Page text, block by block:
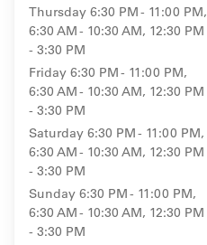
Thursday 6:30 PM - 11:00 PM,
6:30 AM - 10:30 AM, 12:30 PM
- 3:30 PM
Friday 6:30 PM - 11:00 PM,
6:30 AM - 10:30 AM, 12:30 PM
- 3:30 PM
Saturday 6:30 PM - 11:00 PM,
6:30 AM - 10:30 AM, 12:30 PM
- 3:30 PM
Sunday 6:30 PM - 11:00 PM,
6:30 AM - 10:30 AM, 12:30 PM
- 3:30 PM